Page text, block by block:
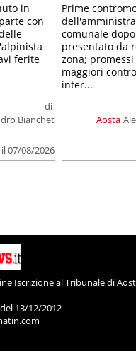
di
Bianchet
il 07/08/2026
in
con
ferite
Aosta
Prime
comunale
presentato da
zona;
maggiori
inter...
Iscrizione al Tribunale di
13/12/2012